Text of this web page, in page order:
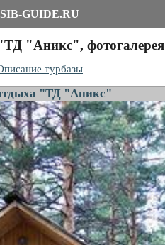
SIB-GUIDE.RU
"Аникс", фотогалерея
турбазы
"ТД "Аникс"